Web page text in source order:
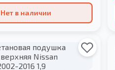
Нет в наличии